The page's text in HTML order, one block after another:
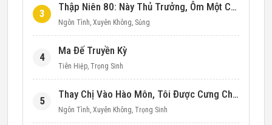
3
Thập Niên 80: Này Thủ Trưởng, Ôm Một Cái Đi!
Ngôn Tình, Xuyên Không, Sủng
4
Ma Đế Truyền Kỳ
Tiên Hiệp, Trọng Sinh
5
Thay Chị Vào Hào Môn, Tôi Được Cưng Chiều Hết Mực (Thập Niên 90)
Ngôn Tình, Xuyên Không, Trọng Sinh